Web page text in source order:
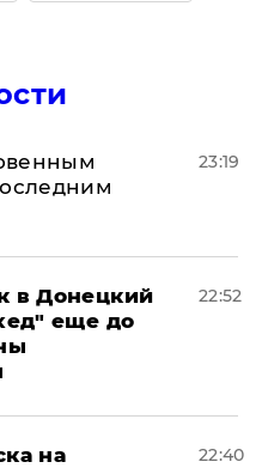
23:19
в Донецкий
еще до
22:52
на 22:40